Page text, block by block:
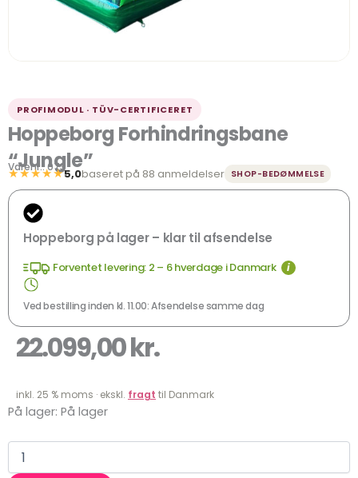
PROFIMODUL · TÜV-CERTIFICERET
Hoppeborg Forhindringsbane
“Jungle”
Varenr.: 073
★★★★★5,0baseret på 88 anmeldelser SHOP-BEDØMMELSE
Hoppeborg på lager – klar til afsendelse
Forventet levering: 2 – 6 hverdage i Danmark i
Ved bestilling inden kl. 11.00: Afsendelse samme dag
22.099,00kr.
inkl. 25 % moms · ekskl. fragt til Danmark
På lager: På lager
Hoppeborg
"Jungle"
antal